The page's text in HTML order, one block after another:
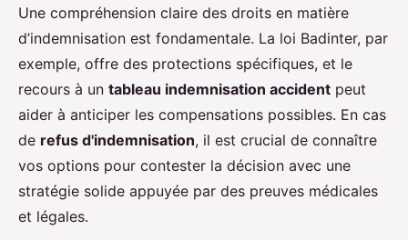
Une compréhension claire des droits en matière
d’indemnisation est fondamentale. La loi Badinter, par
exemple, offre des protections spécifiques, et le
recours à un tableau indemnisation accident peut
aider à anticiper les compensations possibles. En cas
de refus d'indemnisation, il est crucial de connaître
vos options pour contester la décision avec une
stratégie solide appuyée par des preuves médicales
et légales.